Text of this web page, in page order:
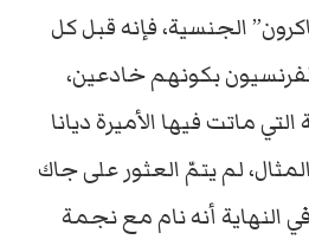
الجنسية، فإنه قبل كل
بكونهم خادعين،
التي ماتت فيها الأميرة ديانا
لم يتمّ العثور على جاك
النهاية أنه نام مع نجمة